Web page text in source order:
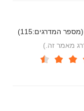
115
)
מאמר זה.)